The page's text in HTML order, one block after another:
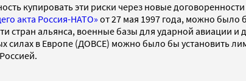
купировать эти риски через новые
акта Россия-НАТО»от 27 мая 1997 года, можно было
альянса, военные базы для ударной авиации и
в Европе (ДОВСЕ) можно было бы установить